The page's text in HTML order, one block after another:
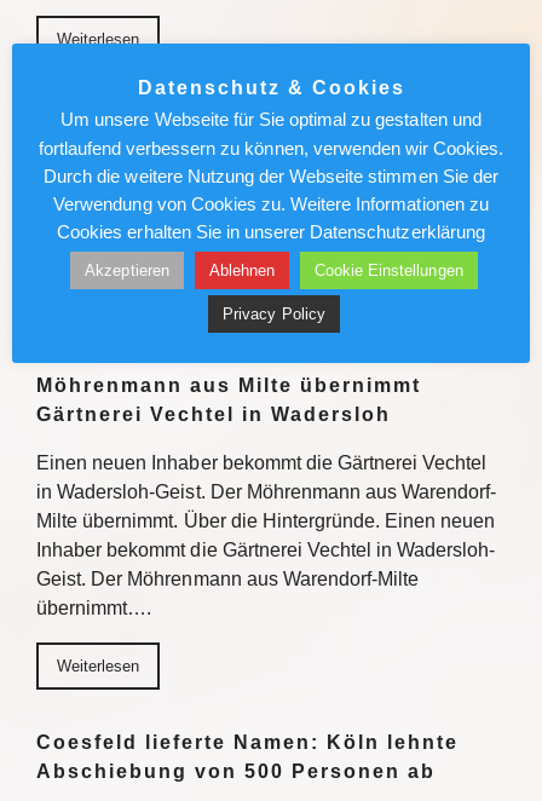
Weiterlesen
München News : Absolut sehenswert!
„Carmen“ im Deutschen Theater
Enrique Gasa Valga verbindet Bizet und Mérimée
überraschend und sinnlich zu temporeichem
Tanztheater Weiterlesen
Möhrenmann aus Milte übernimmt
Gärtnerei Vechtel in Wadersloh
Einen neuen Inhaber bekommt die Gärtnerei Vechtel
in Wadersloh-Geist. Der Möhrenmann aus Warendorf-
Milte übernimmt. Über die Hintergründe. Einen neuen
Inhaber bekommt die Gärtnerei Vechtel in Wadersloh-
Geist. Der Möhrenmann aus Warendorf-Milte
übernimmt….
Weiterlesen
Coesfeld lieferte Namen: Köln lehnte
Abschiebung von 500 Personen ab
Datenschutz & Cookies
Um unsere Webseite für Sie optimal zu gestalten und
fortlaufend verbessern zu können, verwenden wir Cookies.
Durch die weitere Nutzung der Webseite stimmen Sie der
Verwendung von Cookies zu. Weitere Informationen zu
Cookies erhalten Sie in unserer Datenschutzerklärung
Akzeptieren Ablehnen Cookie Einstellungen
Privacy Policy